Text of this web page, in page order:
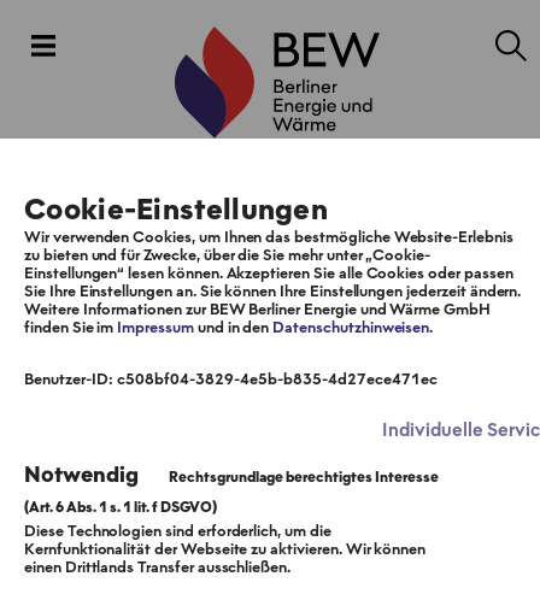
Hauptstadt. Wärme.
Cookie-Einstellungen
Wir verwenden Cookies, um Ihnen das bestmögliche Website-Erlebnis
zu bieten und für Zwecke, über die Sie mehr unter „Cookie-
Einstellungen“ lesen können. Akzeptieren Sie alle Cookies oder passen
Sie Ihre Einstellungen an. Sie können Ihre Einstellungen jederzeit ändern.
Weitere Informationen zur BEW Berliner Energie und Wärme GmbH
finden Sie im Impressumund in den Datenschutzhinweisen.
Benutzer-ID: c508bf04-3829-4e5b-b835-4d27ece471ec
Individuelle
Notwendig
Diese Technologien sind erforderlich, um die
Kernfunktionalität der Webseite zu aktivieren. Wir können
einen Drittlands Transfer ausschließen.